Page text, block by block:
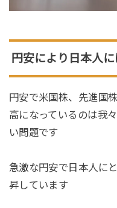
円安により日本人
円安で米国株、先進国
高になっているのは我
い問題です
急激な円安で日本人に
昇しています